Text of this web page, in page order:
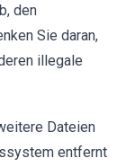
den
Sie daran,
illegale
Dateien
entfernt